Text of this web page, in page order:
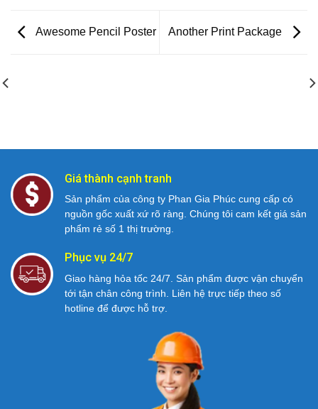
Awesome Pencil Poster Another Print Package
Giá thành cạnh tranh
Sản phẩm của công ty Phan Gia Phúc cung cấp có
nguồn gốc xuất xứ rõ ràng. Chúng tôi cam kết giá sản
phẩm rẻ số 1 thị trường.
Phục vụ 24/7
Giao hàng hỏa tốc 24/7. Sản phẩm được vận chuyển
tới tận chân công trình. Liên hệ trực tiếp theo số
hotline để được hỗ trợ.